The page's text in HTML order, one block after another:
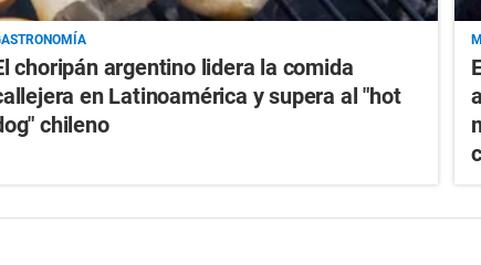
choripán argentino lidera la comida
en Latinoamérica y supera al "hot
chileno